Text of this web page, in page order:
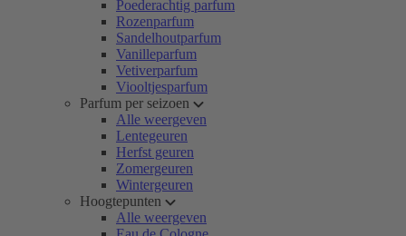
Poederachtig parfum
Rozenparfum
Sandelhoutparfum
Vanilleparfum
Vetiverparfum
Viooltjesparfum
Parfum per seizoen
Alle weergeven
Lentegeuren
Herfst geuren
Zomergeuren
Wintergeuren
Hoogtepunten
Alle weergeven